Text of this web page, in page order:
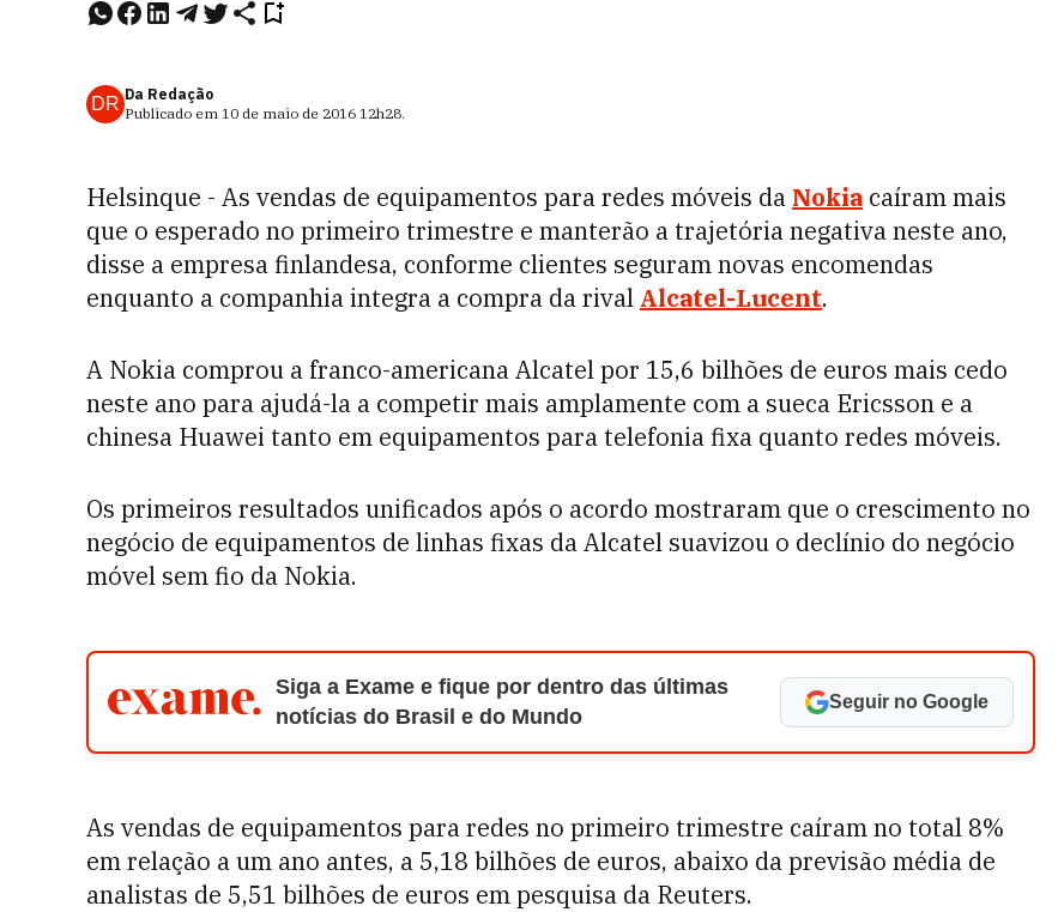
DR Da Redação
Publicado em 10 de maio de 2016 12h28.
Helsinque - As vendas de equipamentos para redes móveis da Nokia caíram mais
que o esperado no primeiro trimestre e manterão a trajetória negativa neste ano,
disse a empresa finlandesa, conforme clientes seguram novas encomendas
enquanto a companhia integra a compra da rival Alcatel-Lucent.
A Nokia comprou a franco-americana Alcatel por 15,6 bilhões de euros mais cedo
neste ano para ajudá-la a competir mais amplamente com a sueca Ericsson e a
chinesa Huawei tanto em equipamentos para telefonia fixa quanto redes móveis.
Os primeiros resultados unificados após o acordo mostraram que o crescimento no
negócio de equipamentos de linhas fixas da Alcatel suavizou o declínio do negócio
móvel sem fio da Nokia.
Siga a Exame e fique por dentro das últimas
notícias do Brasil e do Mundo
Seguir no Google
As vendas de equipamentos para redes no primeiro trimestre caíram no total 8%
em relação a um ano antes, a 5,18 bilhões de euros, abaixo da previsão média de
analistas de 5,51 bilhões de euros em pesquisa da Reuters.